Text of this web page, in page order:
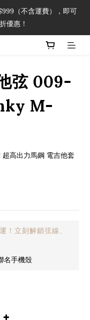
（不含運費），即可
優惠！
（不含運費），即可
優惠！
物車查看更多折扣！
（不含運費），即可
弦 009-
M-
高出力馬鋼 電吉他套
！立刻解鎖弦線、
名手機殼